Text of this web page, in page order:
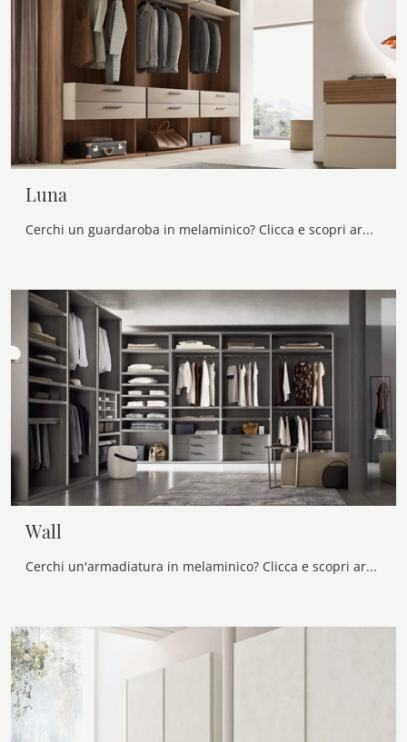
Luna
Cerchi un guardaroba in melaminico? Clicca e scopri armadiature cabine armadio con ante scorrevoli di Maronese.
Wall
Cerchi un'armadiatura in melaminico? Clicca e scopri armadi cabine armadio con ante scorrevoli di Maronese.